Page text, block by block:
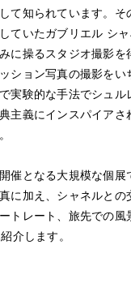
て知られています。そ
ていたガブリエル シ
に操るスタジオ撮影を
ション写真の撮影をい
実験的な手法でシュル
主義にインスパイアさ
催となる大規模な個展
に加え、シャネルとの
トレート、旅先での風
介します。